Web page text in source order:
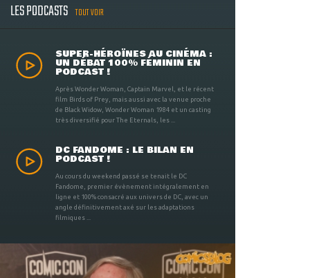
LES PODCASTS TOUT VOIR
SUPER-HÉROÏNES AU CINÉMA :
UN DÉBAT 100% FÉMININ EN
PODCAST !
Après Wonder Woman, Captain Marvel, et le récent
film Birds of Prey, mais aussi avec la venue proche
de Black Widow, Wonder Woman 1984 et un casting
très diversifié pour The Eternals, les ...
DC FANDOME : LE BILAN EN
PODCAST !
Au cours du weekend passé se tenait le DC
Fandome, premier évènement intégralement en
ligne et 100% consacré aux univers de DC, avec un
angle définitivement axé sur les adaptations
filmiques ...